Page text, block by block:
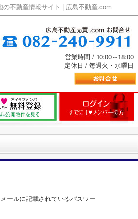
不動産情報サイト | 広島不動産.com
営業時間 / 10:00～18:00
定休日 / 毎週火・水曜日
ールに記載されているパスワー